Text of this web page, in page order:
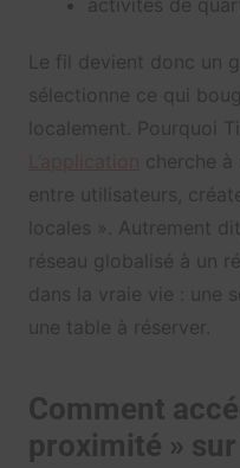
activités de
Le fil devient donc un
sélectionne ce qui
localement. Pourquoi
cherche
entre utilisateurs,
locales ». Autrement
réseau globalisé à un
dans la vraie vie : une
une table à réserver.
Comment
proximité »